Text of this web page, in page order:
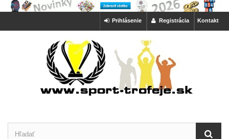
Kontakt
Registrácia
Prihlásenie